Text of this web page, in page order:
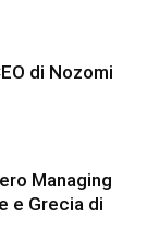
di Nozomi
Managing
e Grecia di